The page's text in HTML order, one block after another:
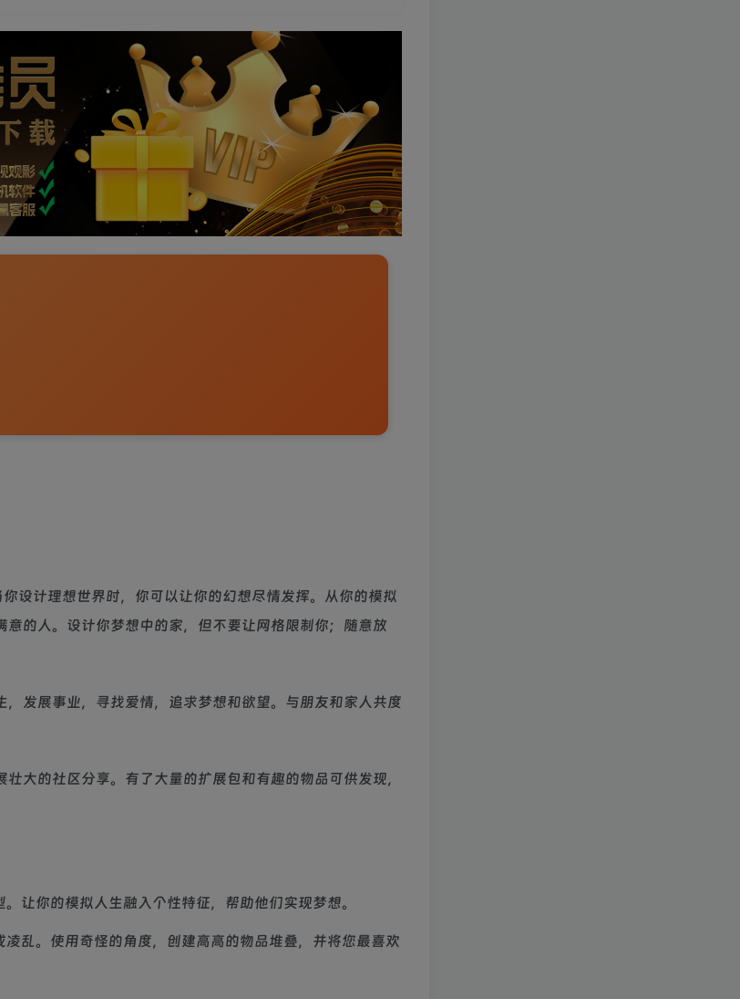
设计理想世界时，你可以让你的幻想尽情发挥。从你的模拟
的人。设计你梦想中的家，但不要让网格限制你；随意放
发展事业，寻找爱情，追求梦想和欲望。与朋友和家人共度
大的社区分享。有了大量的扩展包和有趣的物品可供发现，
让你的模拟人生融入个性特征，帮助他们实现梦想。
乱。使用奇怪的角度，创建高高的物品堆叠，并将您最喜欢